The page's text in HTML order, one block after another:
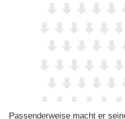
Passenderweise macht er